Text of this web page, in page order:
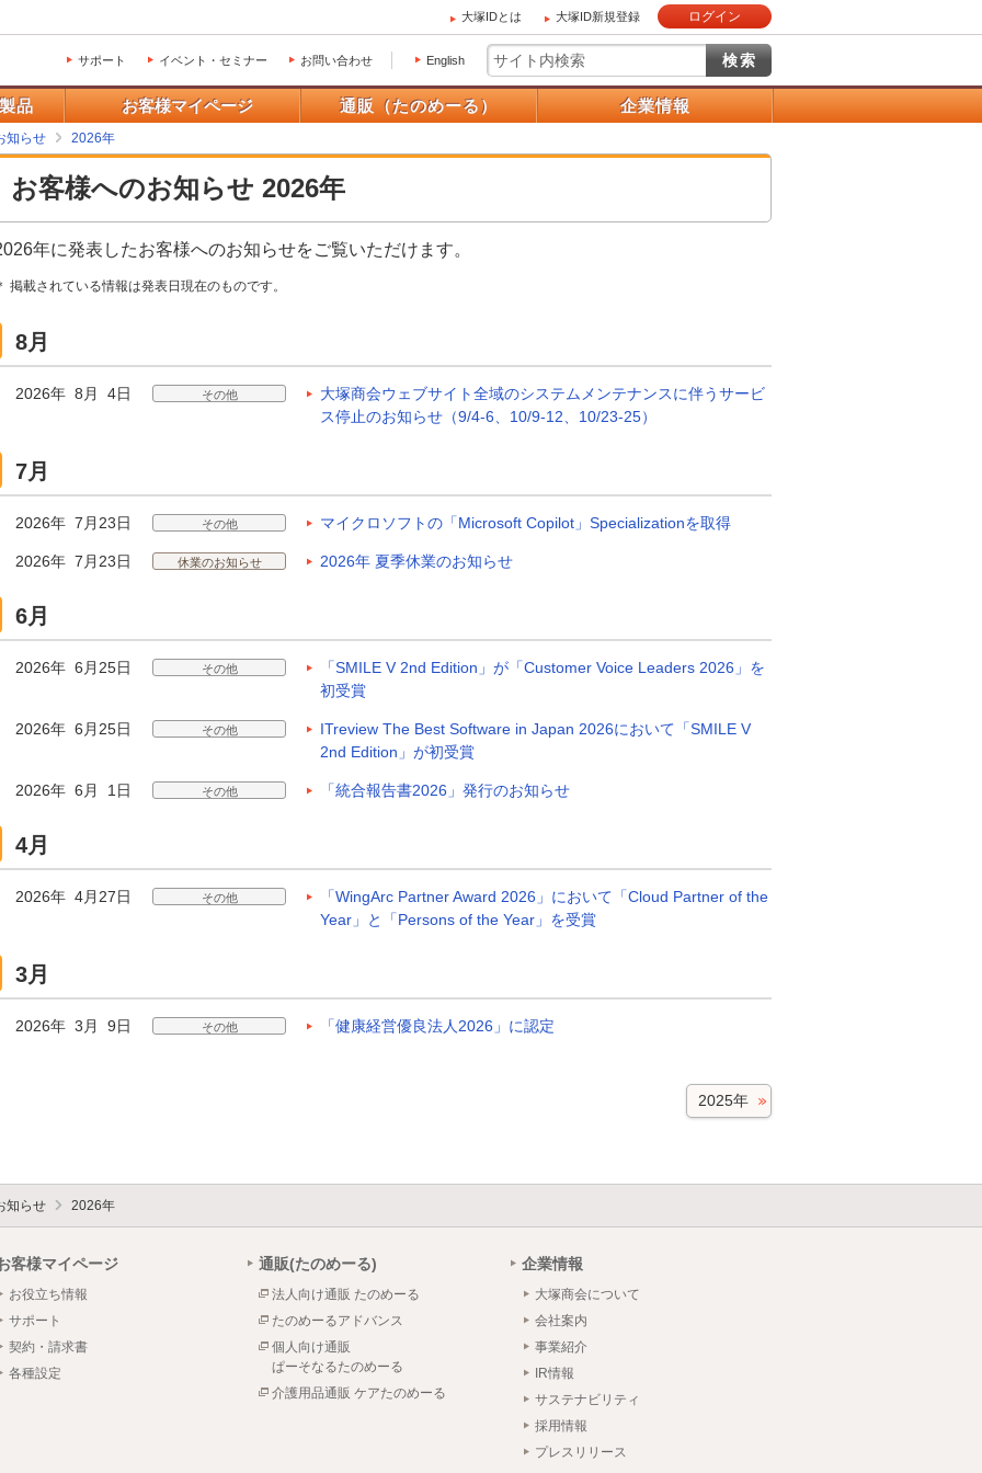
大塚IDとは 大塚ID新規登録 ログイン
サポート イベント・セミナー お問い合わせ English
品 お客様マイページ 通販（たのめーる） 企業情報
知らせ 2026年
お客様へのお知らせ 2026年
年に発表したお客様へのお知らせをご覧いただけます。
掲載されている情報は発表日現在のものです。
8月
2026年 8月 4日 その他
大塚商会ウェブサイト全域のシステムメンテナンスに伴うサービ
ス停止のお知らせ（9/4-6、10/9-12、10/23-25）
7月
2026年 7月23日 その他 マイクロソフトの「Microsoft Copilot」Specializationを取得
2026年 7月23日 休業のお知らせ 2026年 夏季休業のお知らせ
6月
2026年 6月25日 その他
「SMILE V 2nd Edition」が「Customer Voice Leaders 2026」を
初受賞
2026年 6月25日 その他
ITreview The Best Software in Japan 2026において「SMILE V
2nd Edition」が初受賞
2026年 6月 1日 その他 「統合報告書2026」発行のお知らせ
4月
2026年 4月27日 その他
「WingArc Partner Award 2026」において「Cloud Partner of the
Year」と「Persons of the Year」を受賞
3月
2026年 3月 9日 その他 「健康経営優良法人2026」に認定
2025年
知らせ 2026年
客様マイページ
お役立ち情報
サポート
契約・請求書
各種設定
通販(たのめーる)
法人向け通販 たのめーる
たのめーるアドバンス
個人向け通販
ぱーそなるたのめーる
介護用品通販 ケアたのめーる
企業情報
大塚商会について
会社案内
事業紹介
IR情報
サステナビリティ
採用情報
プレスリリース